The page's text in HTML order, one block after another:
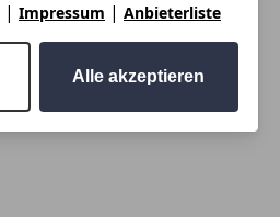
| Impressum | Anbieterliste
Alle akzeptieren